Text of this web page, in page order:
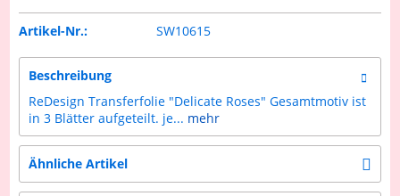
Artikel-Nr.: SW10615
Beschreibung
ReDesign Transferfolie "Delicate Roses" Gesamtmotiv ist
in 3 Blätter aufgeteilt. je... mehr
Ähnliche Artikel